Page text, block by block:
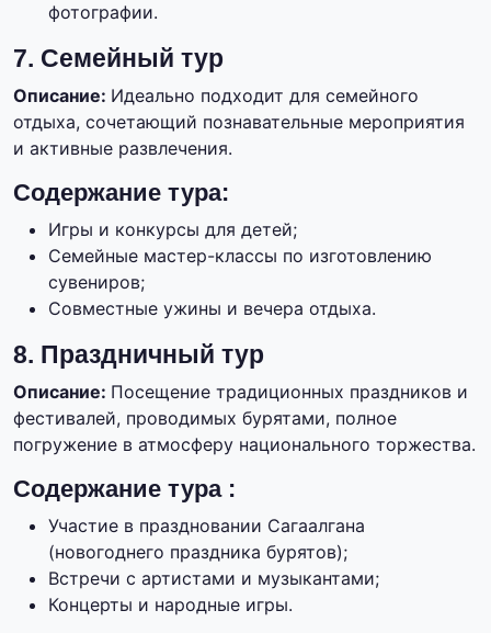
фотографии.
7. Семейный тур
Описание: Идеально подходит для семейного
отдыха, сочетающий познавательные мероприятия
и активные развлечения.
Содержание тура:
Игры и конкурсы для детей;
Семейные мастер-классы по изготовлению
сувениров;
Совместные ужины и вечера отдыха.
8. Праздничный тур
Описание: Посещение традиционных праздников и
фестивалей, проводимых бурятами, полное
погружение в атмосферу национального торжества.
Содержание тура :
Участие в праздновании Сагаалгана
(новогоднего праздника бурятов);
Встречи с артистами и музыкантами;
Концерты и народные игры.